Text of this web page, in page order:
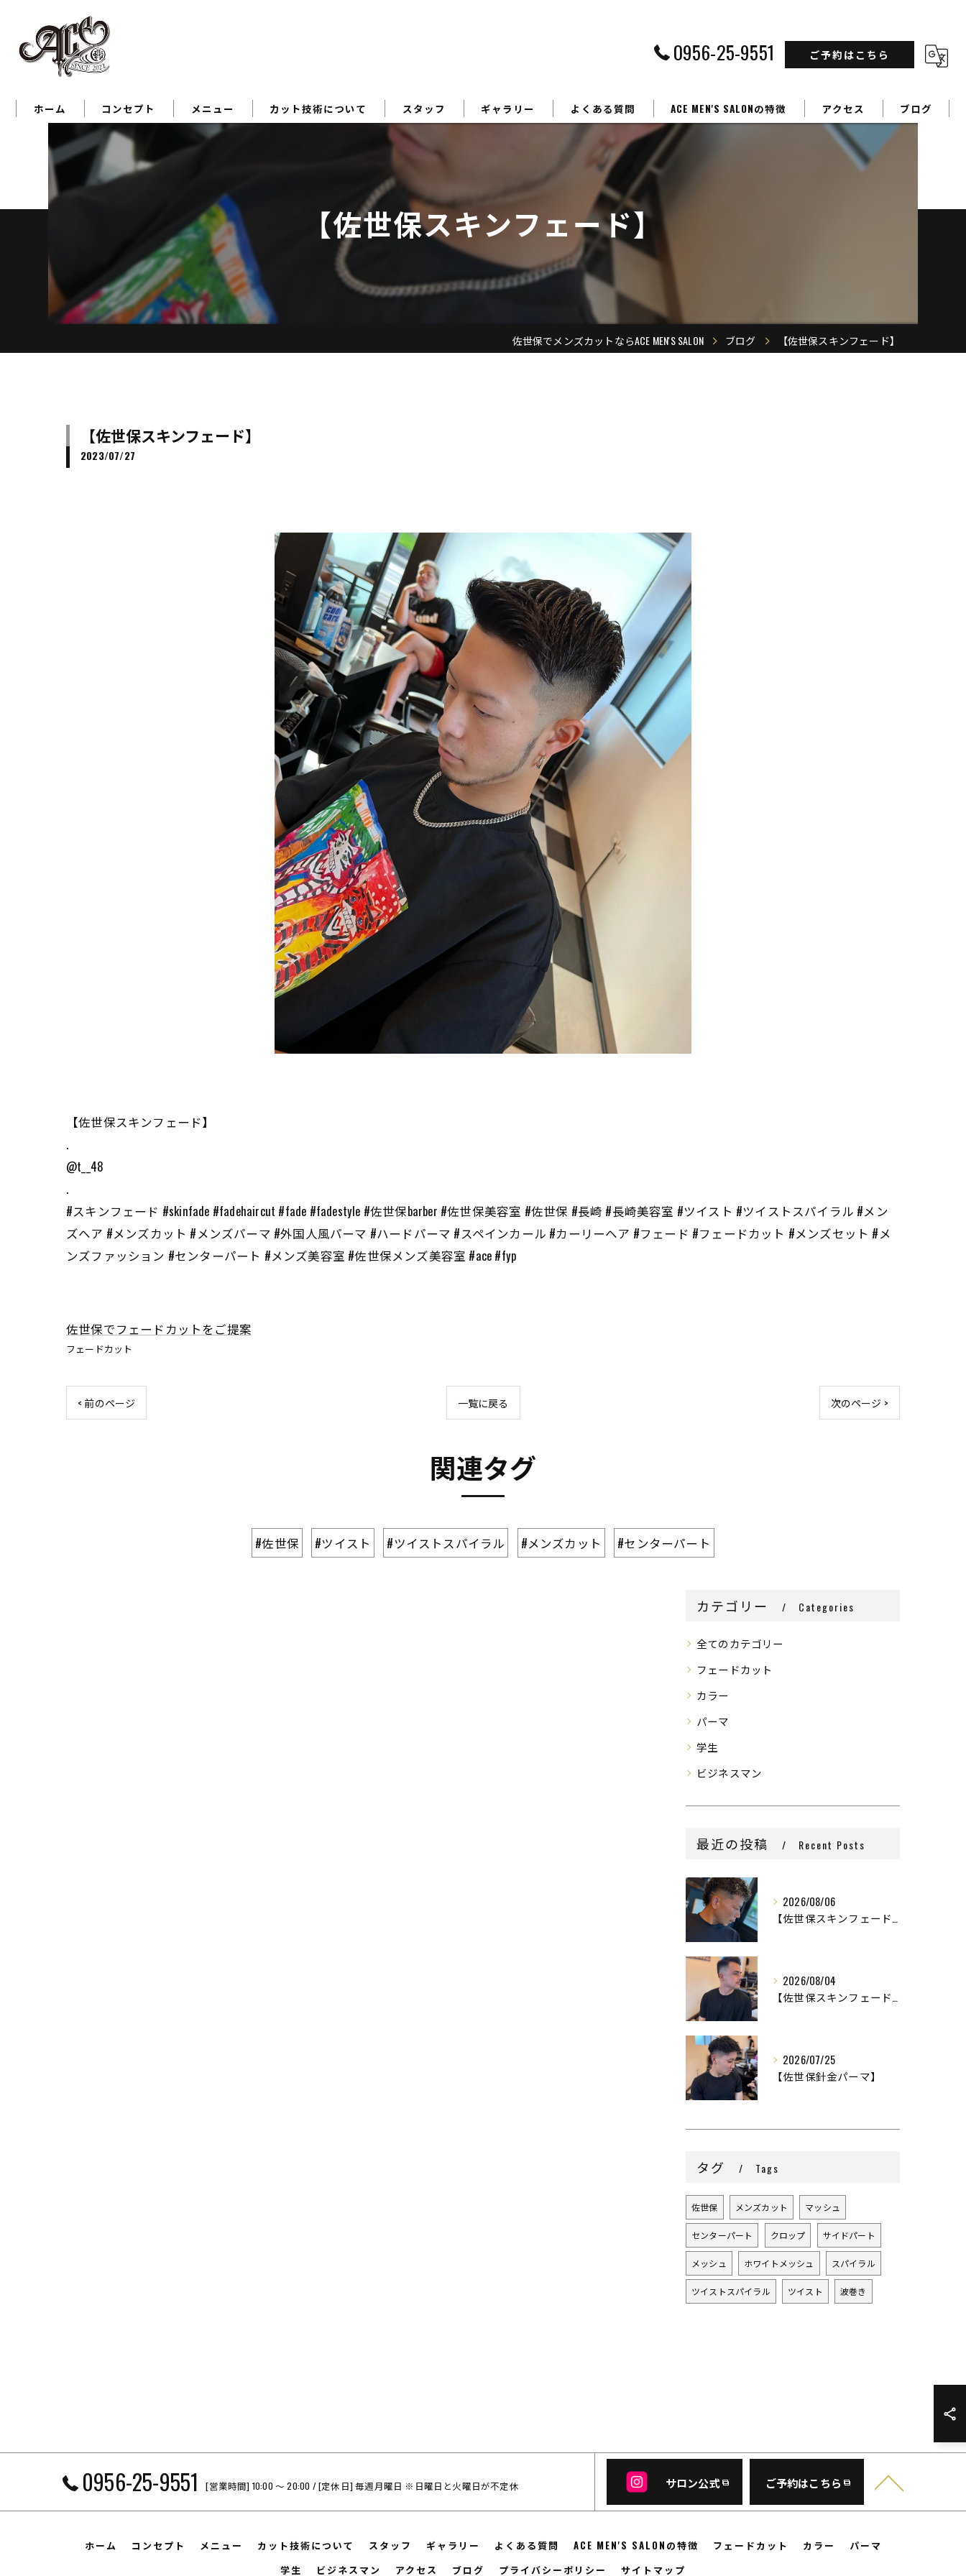
0956-25-9551 ご予約はこちら
ホーム コンセプト メニュー カット技術について スタッフ ギャラリー よくある質問 ACE MEN'S SALONの特徴
フェードカット
アクセス ブログ
【佐世保スキンフェード】
佐世保でメンズカットならACE MEN'S SALON ブログ 【佐世保スキンフェード】
【佐世保スキンフェード】
2023/07/27
【佐世保スキンフェード】
.
@t__48
.
#スキンフェード #skinfade #fadehaircut #fade #fadestyle #佐世保barber #佐世保美容室 #佐世保 #長崎 #長崎美容室 #ツイスト #ツイストスパイラル #メン
ズヘア #メンズカット #メンズパーマ #外国人風パーマ #ハードパーマ #スペインカール #カーリーヘア #フェード #フェードカット #メンズセット #メ
ンズファッション #センターパート #メンズ美容室 #佐世保メンズ美容室 #ace #fyp
佐世保でフェードカットをご提案
フェードカット
< 前のページ 一覧に戻る 次のページ >
関連タグ
#佐世保 #ツイスト #ツイストスパイラル #メンズカット #センターパート
カテゴリー Categories
全てのカテゴリー
フェードカット
カラー
パーマ
学生
ビジネスマン
最近の投稿 Recent Posts
2026/08/06
【佐世保スキンフェード】
2026/08/04
【佐世保スキンフェード】
2026/07/25
【佐世保針金パーマ】
タグ Tags
佐世保 メンズカット マッシュ
センターパート クロップ サイドパート
メッシュ ホワイトメッシュ スパイラル
ツイストスパイラル ツイスト 波巻き
0956-25-9551 [営業時間] 10:00 〜 20:00 / [定休日] 毎週月曜日 ※日曜日と火曜日が不定休 サロン公式 ご予約はこちら
ホーム コンセプト メニュー カット技術について スタッフ ギャラリー よくある質問 ACE MEN'S SALONの特徴 フェードカット カラー
パーマ
学生
ビジネスマン アクセス ブログ プライバシーポリシー サイトマップ